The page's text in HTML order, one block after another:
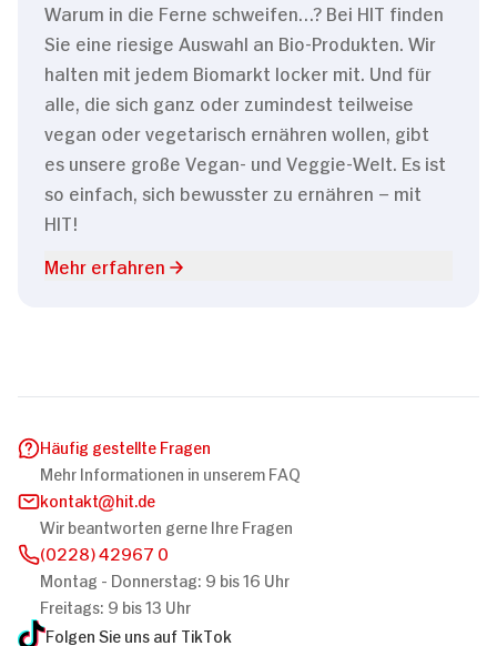
Warum in die Ferne schweifen…? Bei HIT finden
Sie eine riesige Auswahl an Bio-Produkten. Wir
halten mit jedem Biomarkt locker mit. Und für
alle, die sich ganz oder zumindest teilweise
vegan oder vegetarisch ernähren wollen, gibt
es unsere große Vegan- und Veggie-Welt. Es ist
so einfach, sich bewusster zu ernähren – mit
HIT!
Mehr erfahren
Häufig gestellte Fragen
Mehr Informationen in unserem FAQ
kontakt
hit.de
Wir beantworten gerne Ihre Fragen
(0228) 42967 0
Montag - Donnerstag: 9 bis 16 Uhr
Freitags: 9 bis 13 Uhr
Folgen Sie uns auf TikTok